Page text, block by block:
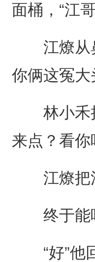
面桶，“江
江燎从鼻
你俩这冤
林小禾把
来点？看你
江燎把泡
终于能
“好”他回